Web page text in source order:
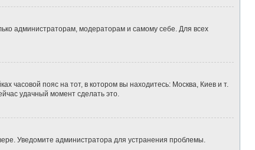
администраторам, модераторам и самому себе. Для всех
часовой пояс на тот, в котором вы находитесь: Москва, Киев и т.
удачный момент сделать это.
Уведомите администратора для устранения проблемы.